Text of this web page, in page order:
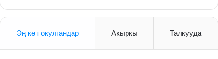
Эң көп окулгандар Акыркы Талкууда